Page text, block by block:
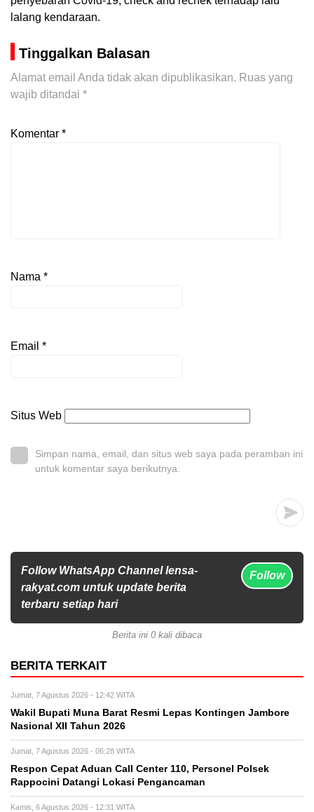
lalang kendaraan.
Tinggalkan Balasan
Alamat email Anda tidak akan dipublikasikan. Ruas yang
wajib ditandai *
Komentar *
Nama *
Email *
Situs Web
Simpan nama, email, dan situs web saya pada peramban ini
untuk komentar saya berikutnya.
Follow WhatsApp Channel lensa-
rakyat.com untuk update berita
terbaru setiap hari
Follow
Berita ini 0 kali dibaca
BERITA TERKAIT
Jumat, 7 Agustus 2026 - 12:42 WITA
Wakil Bupati Muna Barat Resmi Lepas Kontingen Jambore
Nasional XII Tahun 2026
Jumat, 7 Agustus 2026 - 06:28 WITA
Respon Cepat Aduan Call Center 110, Personel Polsek
Rappocini Datangi Lokasi Pengancaman
Kamis, 6 Agustus 2026 - 12:31 WITA